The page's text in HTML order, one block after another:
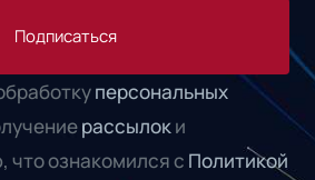
Подписаться
персональных
рассылоки
что ознакомился с Политикой